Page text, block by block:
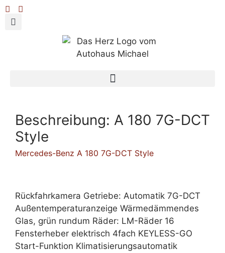
Beschreibung: A 180 7G-DCT
Style
Mercedes-Benz A 180 7G-DCT Style
Rückfahrkamera Getriebe: Automatik 7G-DCT
Außentemperaturanzeige Wärmedämmendes
Glas, grün rundum Räder: LM-Räder 16
Fensterheber elektrisch 4fach KEYLESS-GO
Start-Funktion Klimatisierungsautomatik